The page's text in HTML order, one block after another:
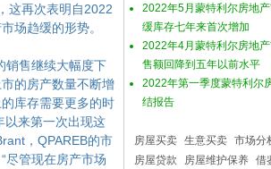
2022年5月蒙特利尔房地
缓库存七年来首次增加
2022年4月蒙特利尔房地
售额回降到五年以前水平
2022年第一季度蒙特利尔
结报告
房屋买卖 生意买卖 市场分
房屋贷款
房屋维护保养 借
这再次表明自2022
场趋缓的形势。
销售继续大幅度下
的房产数量不断增
库存需要更多的时
以来第一次出现这
，QPAREB的市
尽管现在房产市场